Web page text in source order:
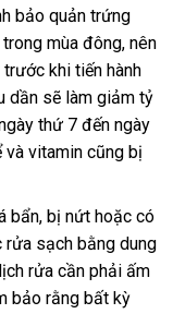
bảo quản trứng
mùa đông, nên
khi tiến hành
dần sẽ làm giảm tỷ
thứ 7 đến ngày
và vitamin cũng bị
bẩn, bị nứt hoặc có
sạch bằng dung
rửa cần phải ấm
bảo rằng bất kỳ